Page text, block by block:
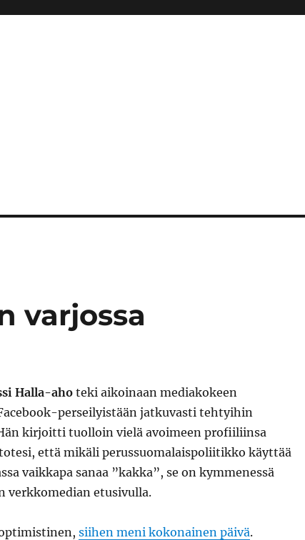
varjossa
Halla-ahoteki aikoinaan mediakokeen
perseilyistään jatkuvasti tehtyihin
kirjoitti tuolloin vielä avoimeen profiiliinsa
että mikäli perussuomalaispoliitikko käyttää
vaikkapa sanaa ”kakka”, se on kymmenessä
verkkomedian etusivulla.
siihen meni kokonainen päivä.